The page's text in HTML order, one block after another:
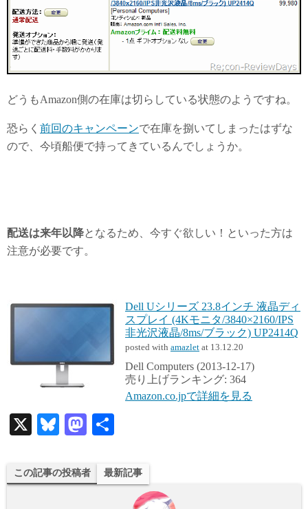
どうもAmazon側の在庫は切らしている状態のようですね。
恐らく 前回のキャンペーンで在庫を捌いてしまったはずな
ので、今頃船便で持ってきているんでしょうか。
配送は来年以降となるため、今すぐ欲しい！といった方は
注意が必要です。
Dell Uシリーズ 23.8インチ 液晶ディ
スプレイ (4Kモニタ/3840×2160/IPS
非光沢液晶/8ms/ブラック) UP2414Q
posted with amazlet at 13.12.20
Dell Computers (2013-12-17)
売り上げランキング: 364
Amazon.co.jpで詳細を見る
X
Bl
sk
y
M
to
do
この記事の投稿者 最新記事